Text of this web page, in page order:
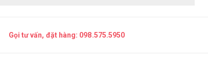
Gọi tư vấn, đặt hàng: 098.575.5950